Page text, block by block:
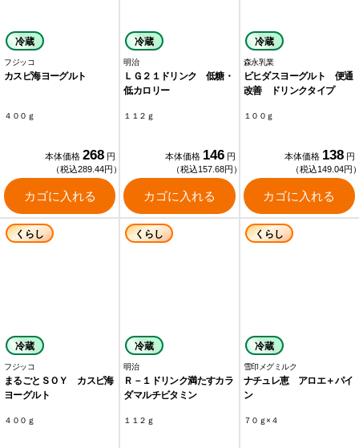
冷蔵
フジッコ
カスピ海ヨーグルト
４００ｇ
本体価格 268 円
（税込289.44円）
カゴに入れる
冷蔵
明治
ＬＧ２１ドリンク 低糖・
低カロリー
１１２ｇ
本体価格 146 円
（税込157.68円）
カゴに入れる
冷蔵
森永乳業
ビヒダスヨーグルト 便通
改善 ドリンクタイプ
１００ｇ
本体価格 138 円
（税込149.04円
カゴに入れる
くらし
冷蔵
フジッコ
まるごとＳＯＹ カスピ海
ヨーグルト
４００ｇ
くらし
冷蔵
明治
Ｒ－１ドリンク満たすカラ
ダマルチビタミン
１１２ｇ
くらし
冷蔵
雪印メグミルク
ナチュレ恵 アロエ＋パイ
ン
７０ｇ×４